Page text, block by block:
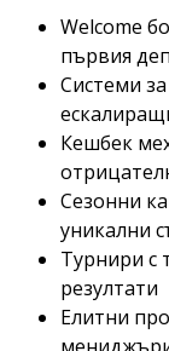
Welcome
първия
Системи
Кешбек
Сезонни
уникални
Турнири с
резултати
Елитни